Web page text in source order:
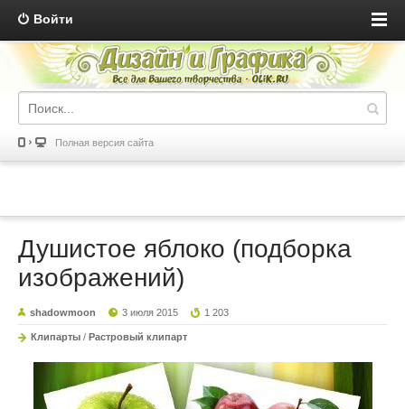
Войти
Полная версия сайта
Душистое яблоко (подборка
изображений)
shadowmoon 3 июля 2015 1 203
Клипарты / Растровый клипарт